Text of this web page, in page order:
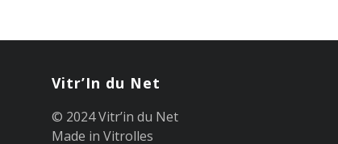
Vitr’In du Net
© 2024 Vitr’in du Net
Made in Vitrolles